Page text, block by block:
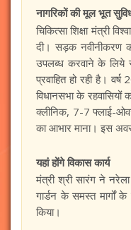
नागरिकों की मूल भूत
चिकित्सा शिक्षा मंत्री
दी। सड़क नवीनीकरण
उपलब्ध करवाने के लिये
प्रवाहित हो रही है।
विधानसभा के
क्लीनिक, 7-7 फ्लाई-ओवर
का आभार माना। इस
यहां होंगे विकास कार्य
मंत्री श्री सारंग ने नरेला
गार्डन के समस्त मार्गों
किया।